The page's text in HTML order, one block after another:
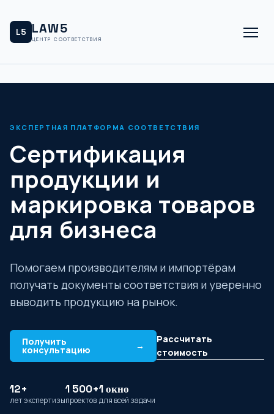
L5 LAW5
ЦЕНТР СООТВЕТСТВИЯ
ЭКСПЕРТНАЯ ПЛАТФОРМА СООТВЕТСТВИЯ
Сертификация
продукции и
маркировка товаров
для бизнеса
Помогаем производителям и импортёрам
получать документы соответствия и уверенно
выводить продукцию на рынок.
Получить
консультацию →
Рассчитать
стоимость
12+
лет экспертизы
1 500+
проектов
1 окно
для всей задачи